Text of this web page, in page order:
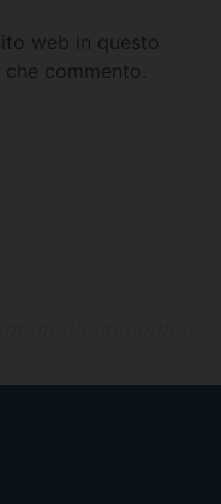
web in questo
commento.